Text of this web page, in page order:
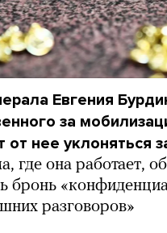
Евгения
за
от нее уклоняться
она работает,
бронь
разговоров»